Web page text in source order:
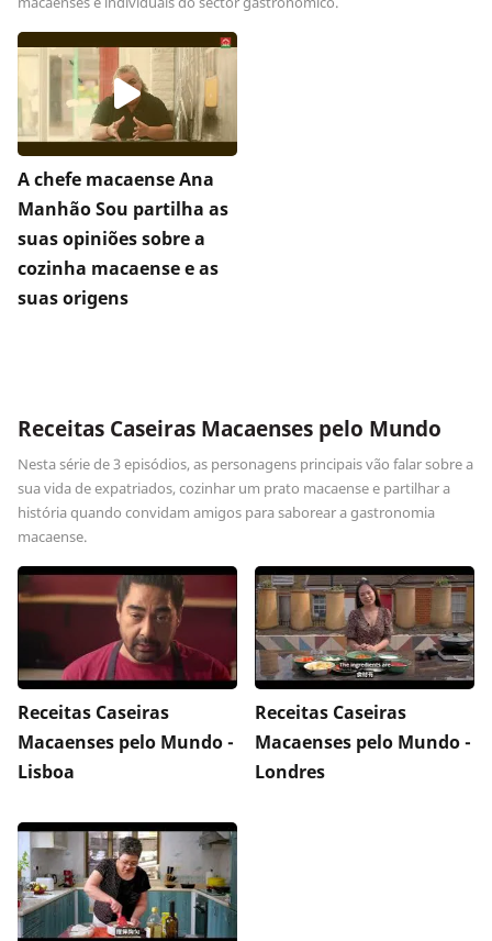
A chefe macaense Ana
Manhão Sou partilha as
suas opiniões sobre a
cozinha macaense e as
suas origens
Receitas Caseiras Macaenses pelo Mundo
Nesta série de 3 episódios, as personagens principais vão falar sobre a
sua vida de expatriados, cozinhar um prato macaense e partilhar a
história quando convidam amigos para saborear a gastronomia
macaense.
Receitas Caseiras
Macaenses pelo Mundo -
Lisboa
Receitas Caseiras
Macaenses pelo Mundo -
Londres